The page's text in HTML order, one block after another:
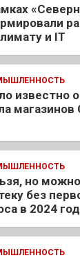
и IT
известно
магазинов
но
без
в 2024